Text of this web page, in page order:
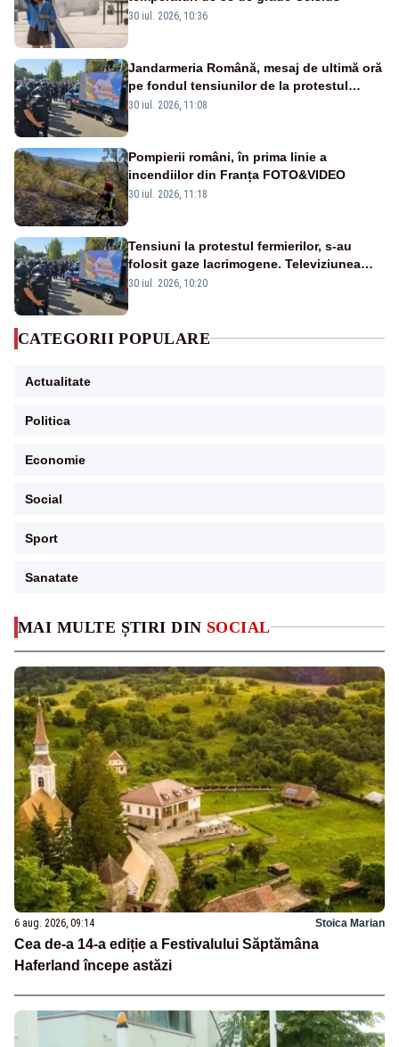
MAI MULTE ȘTIRI DIN SOCIAL
6 aug. 2026, 09:14 Stoica Marian
Cea de-a 14-a ediție a Festivalului Săptămâna
Haferland începe astăzi
30 iul. 2026, 10:36
Jandarmeria Română, mesaj de ultimă oră
pe fondul tensiunilor de la protestul
masiv al fermierilor - VIDEO
30 iul. 2026, 11:08
Pompierii români, în prima linie a
incendiilor din Franța FOTO&VIDEO
30 iul. 2026, 11:18
Tensiuni la protestul fermierilor, s-au
folosit gaze lacrimogene. Televiziunea
Poporului face apel la calm – LIVE TEXT
30 iul. 2026, 10:20
CATEGORII POPULARE
Actualitate
Politica
Economie
Social
Sport
Sanatate